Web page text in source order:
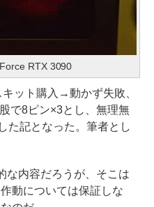
RTX 3090
ット購入→動かず失敗、
で8ピン×3とし、無理無
た記となった。筆者とし
内容だろうが、そこは
動については保証しな